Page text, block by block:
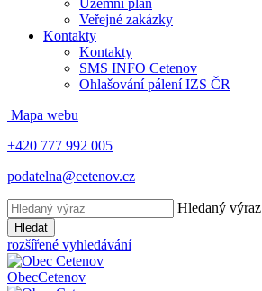
Územní plán
Veřejné zakázky
Kontakty
Kontakty
SMS INFO Cetenov
Ohlašování pálení IZS ČR
Mapa webu
+420 777 992 005
podatelna@cetenov.cz
Hledaný výraz
Hledat
rozšířené vyhledávání
ObecCetenov